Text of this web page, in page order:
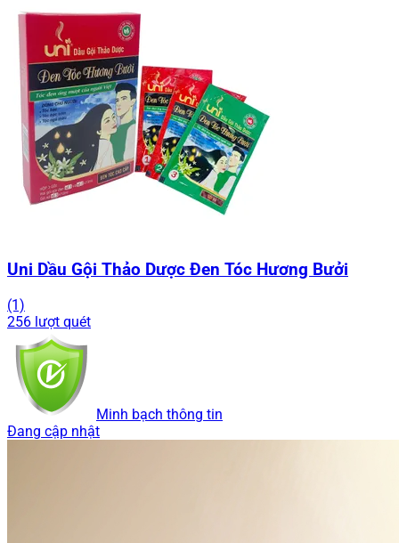
Uni Dầu Gội Thảo Dược Đen Tóc Hương Bưởi
(1)
256 lượt quét
Minh bạch thông tin
Đang cập nhật